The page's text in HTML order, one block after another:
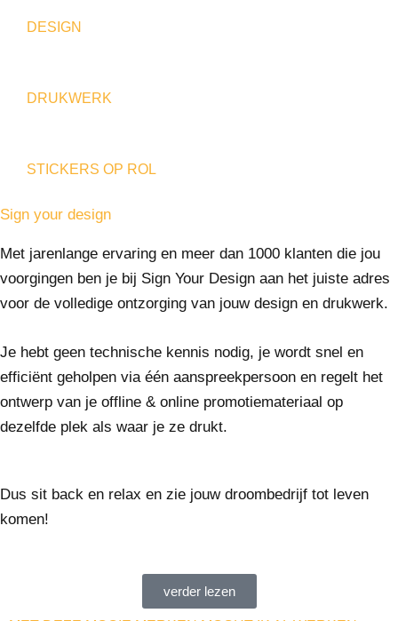
DESIGN
DRUKWERK
STICKERS OP ROL
Sign your design
Met jarenlange ervaring en meer dan 1000 klanten die jou
voorgingen ben je bij Sign Your Design aan het juiste adres
voor de volledige ontzorging van jouw design en drukwerk.
Je hebt geen technische kennis nodig, je wordt snel en
efficiënt geholpen via één aanspreekpersoon en regelt het
ontwerp van je offline & online promotiemateriaal op
dezelfde plek als waar je ze drukt.
Dus sit back en relax en zie jouw droombedrijf tot leven
komen!
verder lezen